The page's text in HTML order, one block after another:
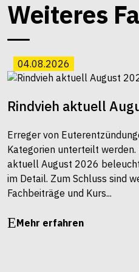
Weiteres
04.08.2026
Rindvieh aktuell
Erreger von
Kategorien unterteilt werden.
aktuell August 2026
im Detail. Zum Schluss sind
Fachbeiträge und Kurs...
Mehr erfahren